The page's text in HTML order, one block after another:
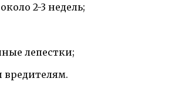
2-3 недель;
лепестки;
вредителям.